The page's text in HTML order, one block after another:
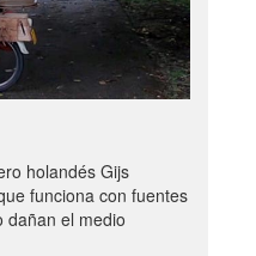
holandés Gijs
funciona con fuentes
dañan el medio